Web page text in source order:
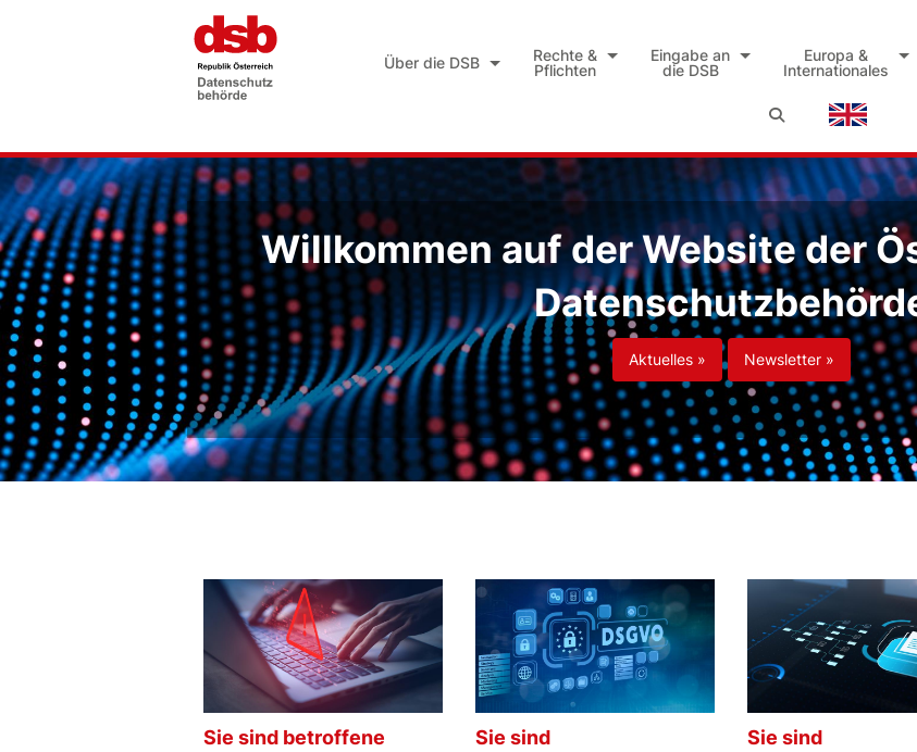
Über die DSB
Rechte &
Pflichten
Eingabe an
die DSB
Europa &
Internationales
Willkommen auf der Website der
Aktuelles » Newsletter »
Sie sind betroffene
Sie sind
Sie sind